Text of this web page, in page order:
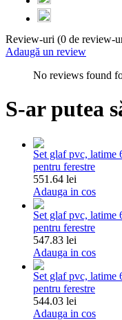
Review-uri (0 de review-
Adaugă un review
No reviews found
S-ar putea
Set glaf pvc, latime
pentru ferestre
551.64 lei
Adauga in cos
Set glaf pvc, latime
pentru ferestre
547.83 lei
Adauga in cos
Set glaf pvc, latime
pentru ferestre
544.03 lei
Adauga in cos